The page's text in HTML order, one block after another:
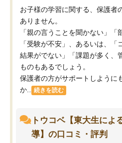
お子様の学習に関する、保護者
ありません。
「親の言うことを聞かない」「
「受験が不安」、あるいは、「
結果がでない」「課題が多く、
ものもあるでしょう。
保護者の方がサポートしように
か...
続きを読む
トウコベ【東大生によ
導】の口コミ・評判